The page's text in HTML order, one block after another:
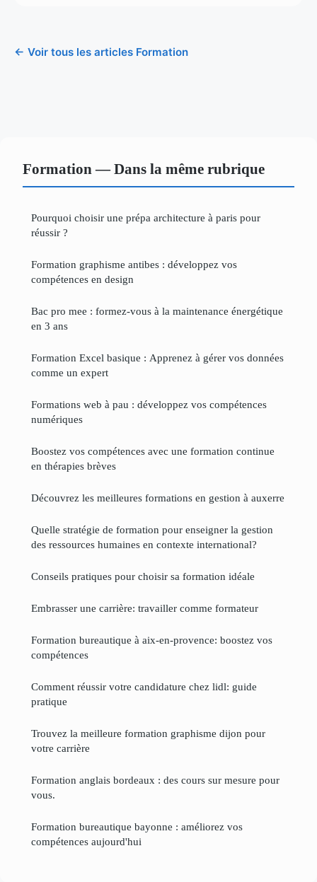
← Voir tous les articles Formation
Formation — Dans la même rubrique
Pourquoi choisir une prépa architecture à paris pour
réussir ?
Formation graphisme antibes : développez vos
compétences en design
Bac pro mee : formez-vous à la maintenance énergétique
en 3 ans
Formation Excel basique : Apprenez à gérer vos données
comme un expert
Formations web à pau : développez vos compétences
numériques
Boostez vos compétences avec une formation continue
en thérapies brèves
Découvrez les meilleures formations en gestion à auxerre
Quelle stratégie de formation pour enseigner la gestion
des ressources humaines en contexte international?
Conseils pratiques pour choisir sa formation idéale
Embrasser une carrière: travailler comme formateur
Formation bureautique à aix-en-provence: boostez vos
compétences
Comment réussir votre candidature chez lidl: guide
pratique
Trouvez la meilleure formation graphisme dijon pour
votre carrière
Formation anglais bordeaux : des cours sur mesure pour
vous.
Formation bureautique bayonne : améliorez vos
compétences aujourd'hui